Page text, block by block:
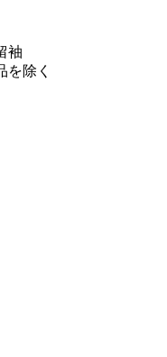
袖
除く